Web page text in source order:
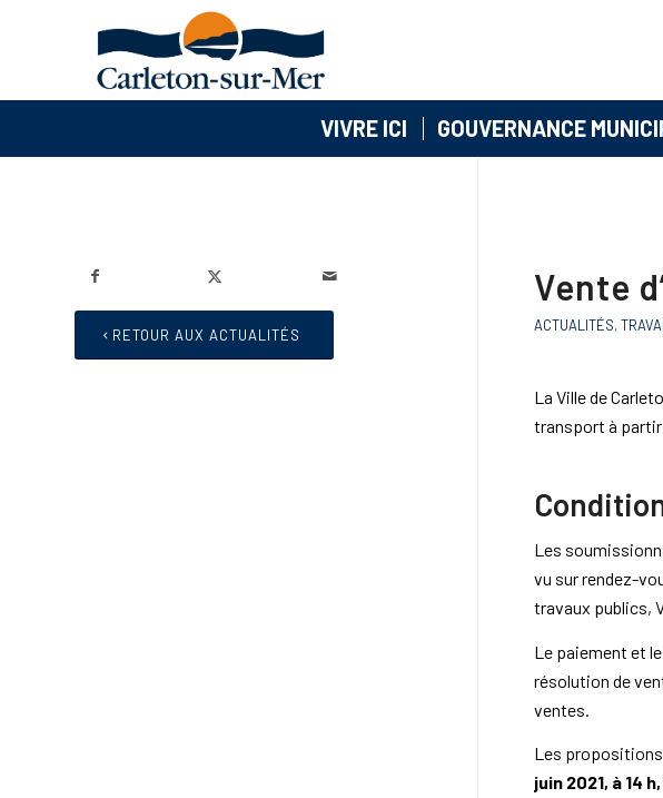
VIVRE ICI GOUVERNANCE
Vente
ACTUALITÉS,
La Ville de
transport à partir
Les
vu sur rendez-
travaux publics,
Le paiement et
résolution de
ventes.
Les propositions
juin 2021, à 14 h,
RETOUR AUX ACTUALITÉS